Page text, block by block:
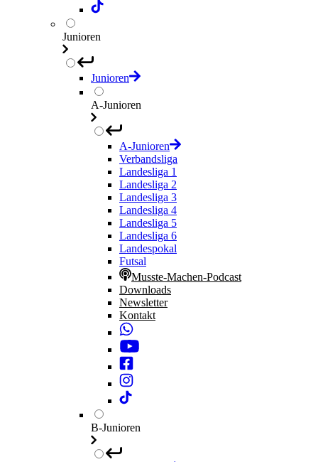
Junioren
Junioren
A-Junioren
A-Junioren
Verbandsliga
Landesliga 1
Landesliga 2
Landesliga 3
Landesliga 4
Landesliga 5
Landesliga 6
Landespokal
Futsal
Musste-Machen-Podcast
Downloads
Newsletter
Kontakt
B-Junioren